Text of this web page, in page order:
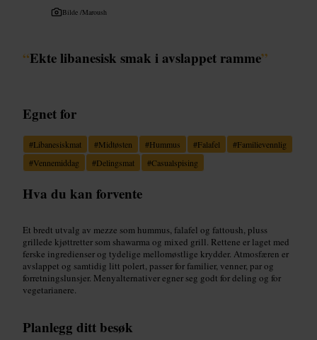
Bilde /Maroush
“Ekte libanesisk smak i avslappet ramme”
Egnet for
#Libanesiskmat #Midtøsten #Hummus #Falafel #Familievennlig
#Vennemiddag #Delingsmat #Casualspising
Hva du kan forvente
Et bredt utvalg av mezze som hummus, falafel og fattoush, pluss
grillede kjøttretter som shawarma og mixed grill. Rettene er laget med
ferske ingredienser og tydelige mellomøstlige krydder. Atmosfæren er
avslappet og samtidig litt polert, passer for familier, venner, par og
forretningslunsjer. Menyalternativer egner seg godt for deling og for
vegetarianere.
Planlegg ditt besøk